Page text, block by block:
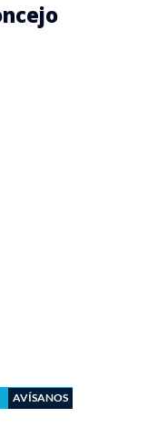
AVÍSANOS